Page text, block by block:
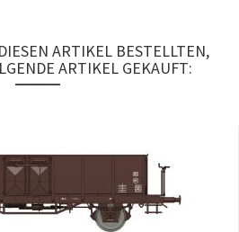
ARTIKEL BESTELLTEN,
ARTIKEL GEKAUFT: